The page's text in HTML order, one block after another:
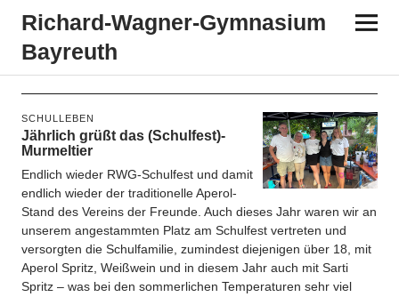
Richard-​​Wagner-​​Gymnasium
Bayreuth
Autor:Tanja Pürckhauer
SCHULLEBEN
Jährlich grüßt das (Schulfest)-
Murmeltier
Endlich wieder RWG-Schulfest und damit
endlich wieder der traditionelle Aperol-
Stand des Vereins der Freunde. Auch dieses Jahr waren wir an
unserem angestammten Platz am Schulfest vertreten und
versorgten die Schulfamilie, zumindest diejenigen über 18, mit
Aperol Spritz, Weißwein und in diesem Jahr auch mit Sarti
Spritz – was bei den sommerlichen Temperaturen sehr viel